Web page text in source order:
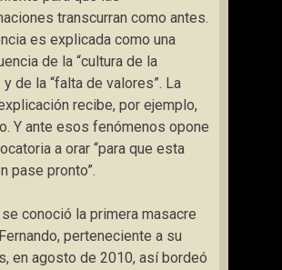
transcurran como antes.
es explicada como una
de la “cultura de la
y de la “falta de valores”. La
recibe, por ejemplo,
Y ante esos fenómenos opone
a orar “para que esta
pase pronto”.
se conoció la primera masacre
perteneciente a su
en agosto de 2010, así bordeó